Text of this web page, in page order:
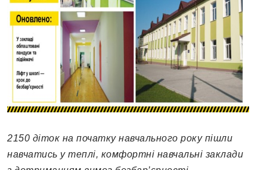
2150 діток на початку навчального року пішли
навчатись у теплі, комфортні навчальні заклади